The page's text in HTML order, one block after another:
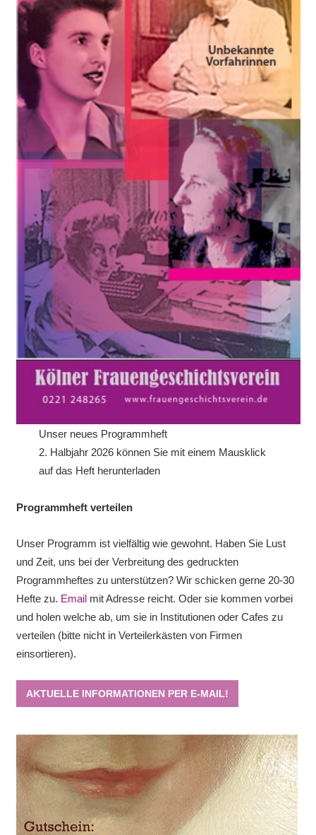
Unser neues Programmheft
2. Halbjahr 2026 können Sie mit einem Mausklick
auf das Heft herunterladen
Programmheft verteilen
Unser Programm ist vielfältig wie gewohnt. Haben Sie Lust
und Zeit, uns bei der Verbreitung des gedruckten
Programmheftes zu unterstützen? Wir schicken gerne 20-30
Hefte zu. Emailmit Adresse reicht. Oder sie kommen vorbei
und holen welche ab, um sie in Institutionen oder Cafes zu
verteilen (bitte nicht in Verteilerkästen von Firmen
einsortieren).
AKTUELLE INFORMATIONEN PER E-MAIL!